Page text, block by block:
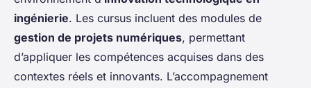
ingénierie. Les cursus incluent des modules de
gestion de projets numériques, permettant
d’appliquer les compétences acquises dans des
contextes réels et innovants. L’accompagnement